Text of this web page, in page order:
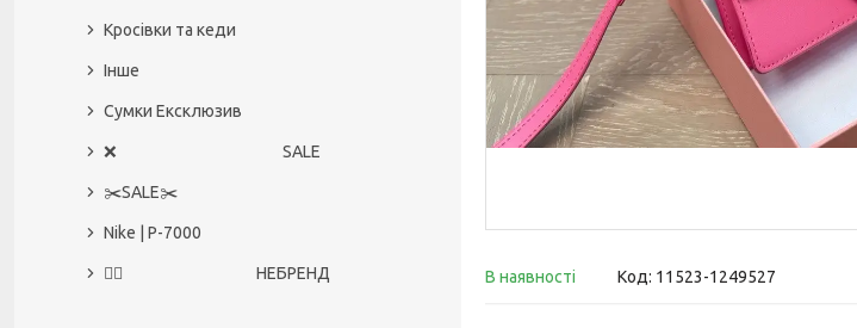
В наявності Код: 11523-1249527
Кросівки та кеди
Інше
Сумки Ексклюзив
❌ SALE
✂️SALE✂️
Nike | P-7000
🙅‍♀️ НЕБРЕНД